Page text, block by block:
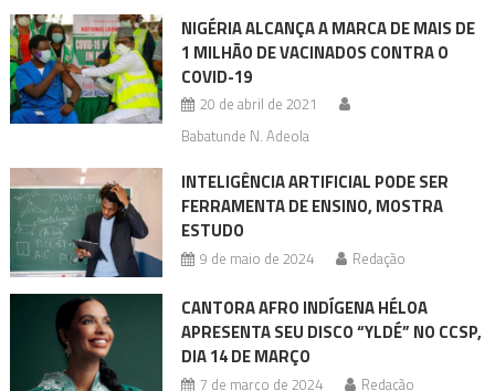
NIGÉRIA ALCANÇA A MARCA DE MAIS DE
1 MILHÃO DE VACINADOS CONTRA O
COVID-19
20 de abril de 2021
Babatunde N. Adeola
INTELIGÊNCIA ARTIFICIAL PODE SER
FERRAMENTA DE ENSINO, MOSTRA
ESTUDO
9 de maio de 2024 Redação
CANTORA AFRO INDÍGENA HÉLOA
APRESENTA SEU DISCO “YLDÉ” NO CCSP,
DIA 14 DE MARÇO
7 de março de 2024 Redação